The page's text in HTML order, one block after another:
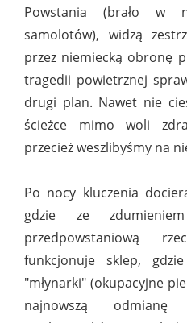
Powstania (brało w
samolotów), widzą
przez niemiecką obronę
tragedii powietrznej
drugi plan. Nawet nie
ścieżce mimo woli
przecież weszlibyśmy na
Po nocy kluczenia
gdzie ze
przedpowstaniową
funkcjonuje sklep,
"młynarki" (okupacyjne
najnowszą